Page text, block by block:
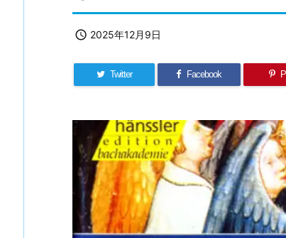
 2025年12月9日
Twitter Facebook